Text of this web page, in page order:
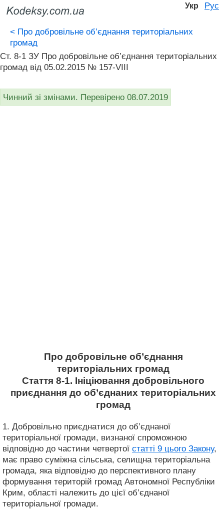
Укр Рус
< Про добровільне об’єднання територіальних
громад
Ст. 8-1 ЗУ Про добровільне об’єднання територіальних
громад від 05.02.2015 № 157-VIII
Чинний зі змінами. Перевірено 08.07.2019
Про добровільне об’єднання
територіальних громад
Стаття 8-1. Ініціювання добровільного
приєднання до об’єднаних територіальних
громад
1. Добровільно приєднатися до об’єднаної
територіальної громади, визнаної спроможною
відповідно до частини четвертої статті 9 цього Закону,
має право суміжна сільська, селищна територіальна
громада, яка відповідно до перспективного плану
формування територій громад Автономної Республіки
Крим, області належить до цієї об’єднаної
територіальної громади.